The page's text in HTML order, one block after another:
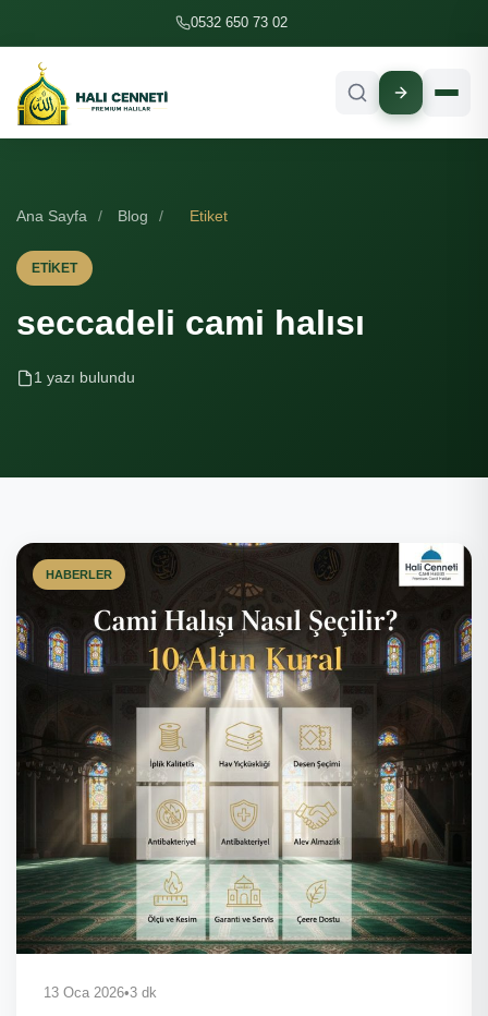
0532 650 73 02
Ana Sayfa / Blog / Etiket
ETIKET
seccadeli cami halısı
1 yazı bulundu
HABERLER
13 Oca 2026•3 dk